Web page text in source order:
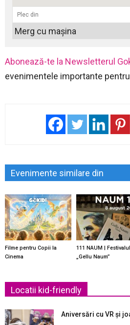
Abonează-te la Newsletterul
evenimentele importante
Evenimente similare din
Filme pentru Copii la
Cinema
111 NAUM | Festivalul
„Gellu Naum”
Locatii kid-friendly
Aniversări cu VR și